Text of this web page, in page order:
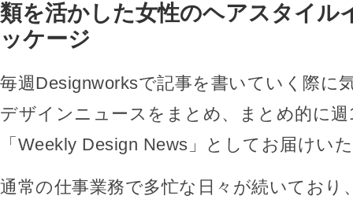
類を活かした女性のヘアスタイル
ッケージ
毎週Designworksで記事を書いていく際に
デザインニュースをまとめ、まとめ的に週
「Weekly Design News」としてお届けい
通常の仕事業務で多忙な日々が続いており